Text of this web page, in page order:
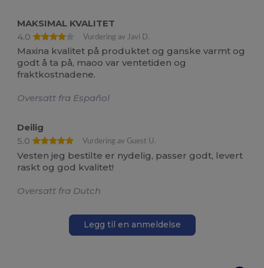
MAKSIMAL KVALITET
4.0
Vurdering av Javi D.
Maxina kvalitet på produktet og ganske varmt og
godt å ta på, maoo var ventetiden og
fraktkostnadene.
Oversatt fra Español
Deilig
5.0
Vurdering av Guest U.
Vesten jeg bestilte er nydelig, passer godt, levert
raskt og god kvalitet!
Oversatt fra Dutch
Legg til en anmeldelse